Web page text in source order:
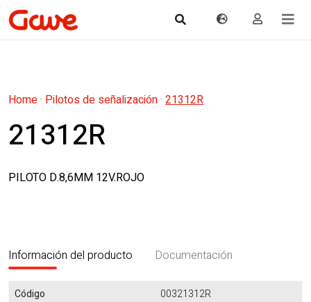
Home· Pilotos de señalización· 21312R
21312R
PILOTO D.8,6MM 12V.ROJO
Información del producto Documentación
Código
00321312R